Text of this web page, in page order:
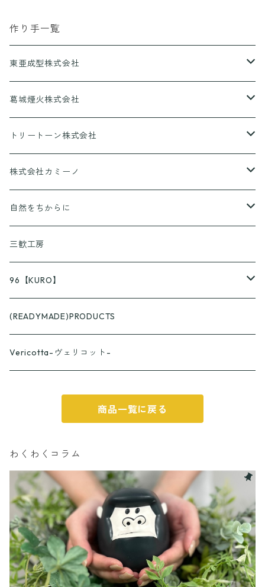
作り手一覧
東亜成型株式会社
グリルQ
葛城煙火株式会社
CANPING HANABI
トリートーン株式会社
香りとあそぼ♪
京ころん
株式会社カミーノ
PAPLUS
自然をちからに
KUSURASHI
三歓工房
96【KURO】
つやつや
スプーン
ざらざら
おくりものパッケージ
パッケージA
パッケージB
パッケージC
(READYMADE)PRODUCTS
Vericotta-ヴェリコット-
商品一覧に戻る
わくわくコラム